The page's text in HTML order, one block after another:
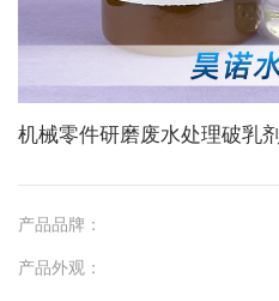
机械零件研磨废水处理破乳剂
产品品牌：
产品外观：